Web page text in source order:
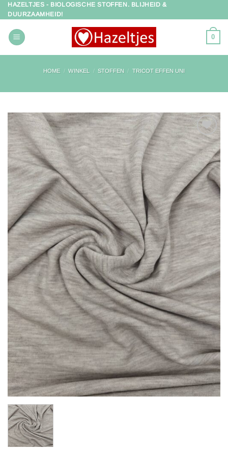
Ga
naar
inhoud
HAZELTJES - BIOLOGISCHE STOFFEN. BLIJHEID &
DUURZAAMHEID!
0
HOME / WINKEL / STOFFEN / TRICOT EFFEN UNI
Toevoegen
aan
verlanglijst